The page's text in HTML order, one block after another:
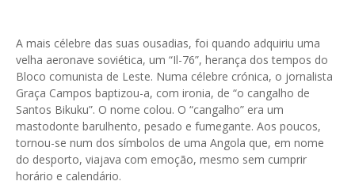
A mais célebre das suas ousadias, foi quando adquiriu uma
velha aeronave soviética, um “Il-76”, herança dos tempos do
Bloco comunista de Leste. Numa célebre crónica, o jornalista
Graça Campos baptizou-a, com ironia, de “o cangalho de
Santos Bikuku”. O nome colou. O “cangalho” era um
mastodonte barulhento, pesado e fumegante. Aos poucos,
tornou-se num dos símbolos de uma Angola que, em nome
do desporto, viajava com emoção, mesmo sem cumprir
horário e calendário.